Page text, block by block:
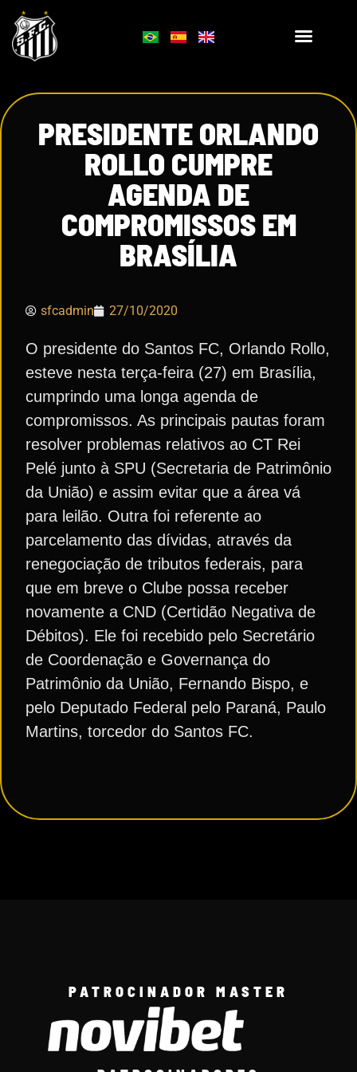
PRESIDENTE ORLANDO
ROLLO CUMPRE
AGENDA DE
COMPROMISSOS EM
BRASÍLIA
sfcadmin 27/10/2020
O presidente do Santos FC, Orlando Rollo,
esteve nesta terça-feira (27) em Brasília,
cumprindo uma longa agenda de
compromissos. As principais pautas foram
resolver problemas relativos ao CT Rei
Pelé junto à SPU (Secretaria de Patrimônio
da União) e assim evitar que a área vá
para leilão. Outra foi referente ao
parcelamento das dívidas, através da
renegociação de tributos federais, para
que em breve o Clube possa receber
novamente a CND (Certidão Negativa de
Débitos). Ele foi recebido pelo Secretário
de Coordenação e Governança do
Patrimônio da União, Fernando Bispo, e
pelo Deputado Federal pelo Paraná, Paulo
Martins, torcedor do Santos FC.
PATROCINADOR MASTER